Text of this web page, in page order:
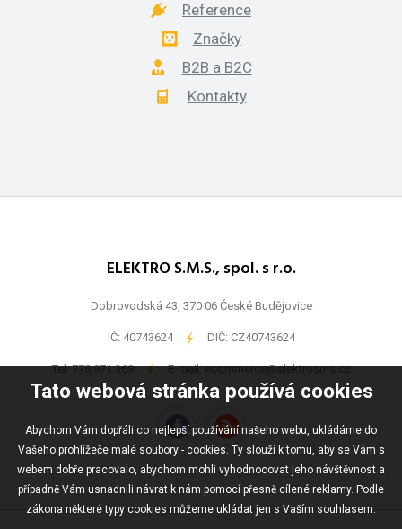
Tato webová stránka používá cookies
Abychom Vám dopřáli co nejlepší používání našeho webu, ukládáme do
Vašeho prohlížeče malé soubory - cookies. Ty slouží k tomu, aby se Vám s
webem dobře pracovalo, abychom mohli vyhodnocovat jeho návštěvnost a
případně Vám usnadnili návrat k nám pomocí přesně cílené reklamy. Podle
zákona některé typy cookies můžeme ukládat jen s Vaším souhlasem.
Reference
Značky
B2B a B2C
Kontakty
ELEKTRO S.M.S., spol. s r.o.
Dobrovodská 43, 370 06 České Budějovice
IČ: 40743624 - DIČ: CZ40743624
Tel:778 971 369 - E-mail:ecommerce@elektrosms.cz